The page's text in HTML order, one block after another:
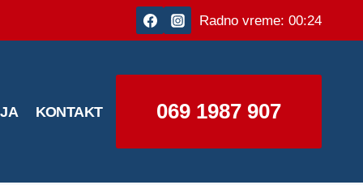
Radno vreme: 00:24
KONTAKT 069 1987 907